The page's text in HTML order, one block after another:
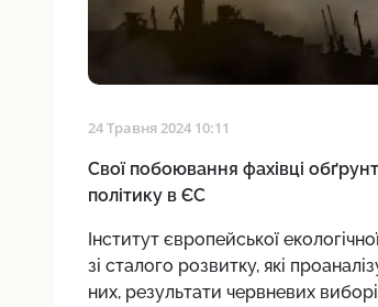
24 Травня 2024 10:11
Свої побоювання фахівці
політику в ЄС
Інститут європейської
зі сталого розвитку, які
них, результати червневих